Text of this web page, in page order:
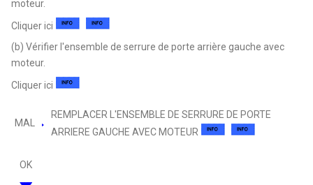
moteur.
Cliquer ici
(b) Vérifier l'ensemble de serrure de porte arrière gauche avec
moteur.
Cliquer ici
MAL
REMPLACER L'ENSEMBLE DE SERRURE DE PORTE
ARRIERE GAUCHE AVEC MOTEUR
OK